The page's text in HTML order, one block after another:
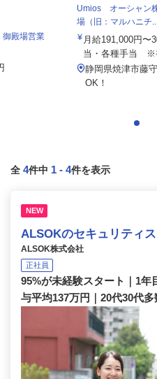
殿場営業
Umios オーシャン
場（旧：マルハニチ...
月給191,000円〜
当・各種手当 ※
静岡県焼津市藤
OK！
全 4件中 1 - 4件を表示
NEW
ALSOKのセキュリティ
ALSOK株式会社
正社員
95%が未経験スタート｜1年
与平均137万円｜20代30代多